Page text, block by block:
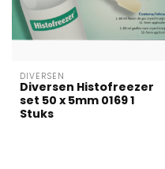
DIVERSEN
Diversen Histofreezer
set 50 x 5mm 0169 1
Stuks